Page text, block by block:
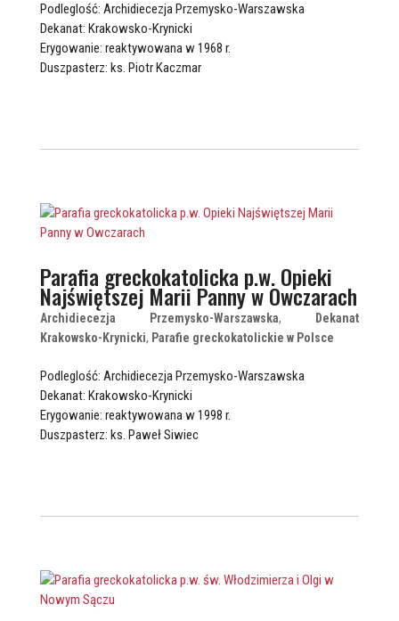
Podleglość: Archidiecezja Przemysko-Warszawska
Dekanat: Krakowsko-Krynicki
Erygowanie: reaktywowana w 1968 r.
Duszpasterz: ks. Piotr Kaczmar
Parafia greckokatolicka p.w. Opieki
Najświętszej Marii Panny w Owczarach
Archidiecezja Przemysko-Warszawska,
Dekanat
Krakowsko-Krynicki, Parafie greckokatolickie w Polsce
Podleglość: Archidiecezja Przemysko-Warszawska
Dekanat: Krakowsko-Krynicki
Erygowanie: reaktywowana w 1998 r.
Duszpasterz: ks. Paweł Siwiec